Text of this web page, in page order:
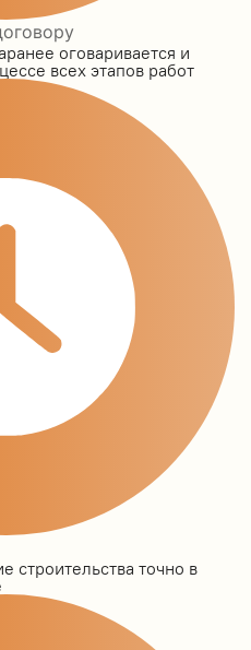
оговаривается и
всех этапов работ
строительства точно в